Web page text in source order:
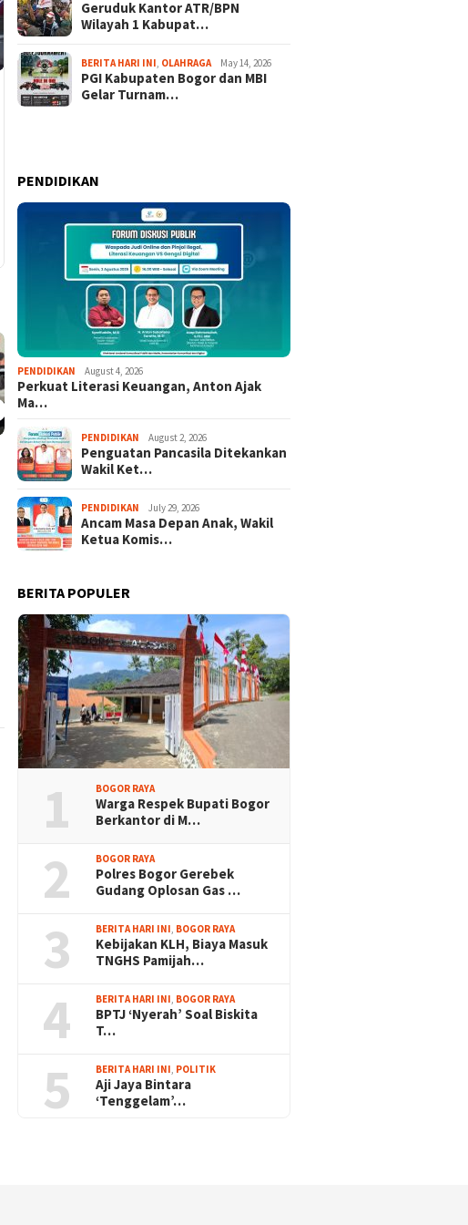
Bendera Merah Putih
Raksasa Terbentang Megah
di Stadion Pakansari
Ketua KONI Apresiasi Atlet
Geruduk Kantor ATR/BPN
Wilayah 1 Kabupat…
BERITA HARI INI OLAHRAGA May 14, 2026
PGI Kabupaten Bogor dan MBI
Gelar Turnam…
PENDIDIKAN
PENDIDIKAN August 4, 2026
Perkuat Literasi Keuangan, Anton Ajak
Ma…
PENDIDIKAN August 2, 2026
Penguatan Pancasila Ditekankan
Wakil Ket…
PENDIDIKAN July 29, 2026
Ancam Masa Depan Anak, Wakil
Ketua Komis…
BERITA POPULER
1 BOGOR RAYA
Warga Respek Bupati Bogor
Berkantor di M…
2 BOGOR RAYA
Polres Bogor Gerebek
Gudang Oplosan Gas …
3 BERITA HARI INI, BOGOR RAYA
Kebijakan KLH, Biaya Masuk
TNGHS Pamijah…
4 BERITA HARI INI, BOGOR RAYA
BPTJ ‘Nyerah’ Soal Biskita
T…
5 BERITA HARI INI, POLITIK
Aji Jaya Bintara
‘Tenggelam’…